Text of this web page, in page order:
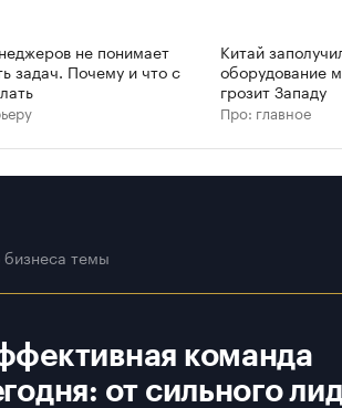
не понимает
задач. Почему и что с
Китай
оборудование
грозит Западу
Про: главное
темы
команда
от сильного